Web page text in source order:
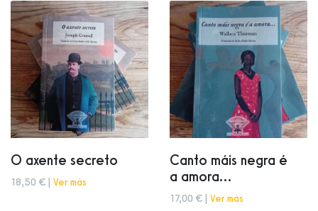
O axente secreto
18,50 € | Ver más
Canto máis negra é
a amora...
17,00 € | Ver más